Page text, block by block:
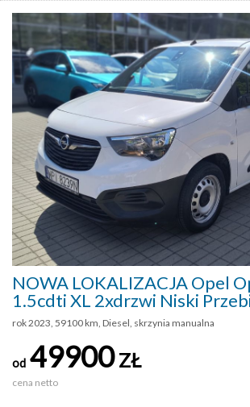
NOWA LOKALIZACJA Opel
1.5cdti XL 2xdrzwi Niski
rok 2023, 59100 km, Diesel, skrzynia manualna
od 49900ZŁ
cena netto